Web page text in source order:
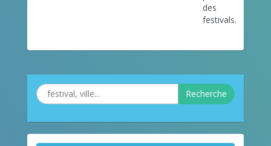
des
festivals.
Recherche